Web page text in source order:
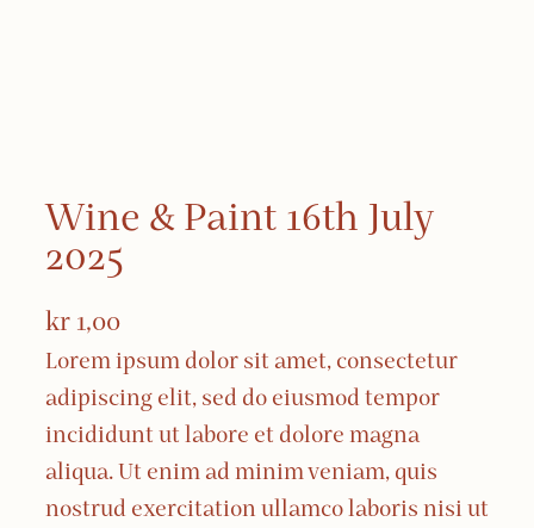
Wine & Paint 16th July
2025
kr 1,00
Lorem ipsum dolor sit amet, consectetur
adipiscing elit, sed do eiusmod tempor
incididunt ut labore et dolore magna
aliqua. Ut enim ad minim veniam, quis
nostrud exercitation ullamco laboris nisi ut